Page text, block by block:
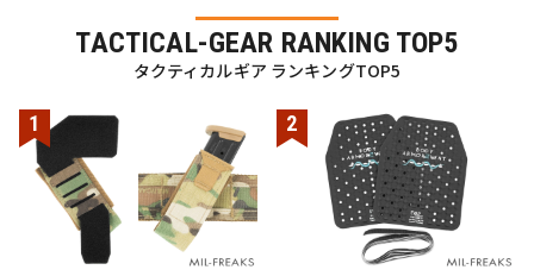
TACTICAL-GEAR RANKING TOP5
タクティカルギア ランキングTOP5